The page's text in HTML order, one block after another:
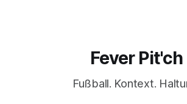
Fever Pit'ch
Fußball. Kontext.